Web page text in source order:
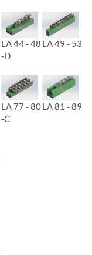
LA 44 - 48
-D
LA 49 - 53
LA 77 - 80
-C
LA 81 - 89